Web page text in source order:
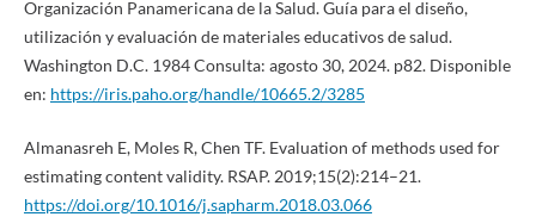
Organización Panamericana de la Salud. Guía para el diseño,
utilización y evaluación de materiales educativos de salud.
Washington D.C. 1984 Consulta: agosto 30, 2024. p82. Disponible
en: https://iris.paho.org/handle/10665.2/3285
Almanasreh E, Moles R, Chen TF. Evaluation of methods used for
estimating content validity. RSAP. 2019;15(2):214–21.
https://doi.org/10.1016/j.sapharm.2018.03.066